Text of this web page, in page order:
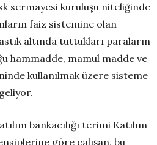
sermayesi kuruluşu niteliğinde
faiz sistemine olan
altında tuttukları paraların
hammadde, mamul madde ve
kullanılmak üzere sisteme
bankacılığı terimi Katılım
göre çalışan, bu